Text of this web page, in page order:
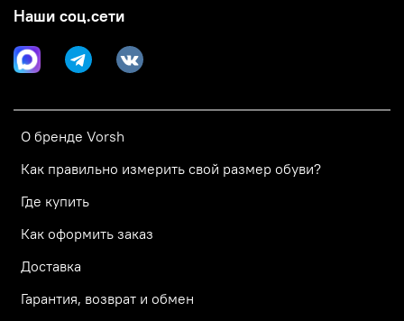
О бренде Vorsh
Как правильно измерить свой размер обуви?
Где купить
Как оформить заказ
Доставка
Гарантия, возврат и обмен
Наши соц.сети